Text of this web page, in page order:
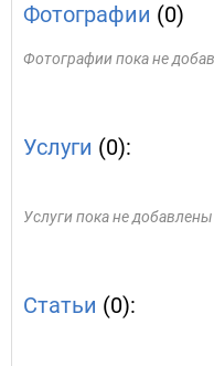
Фотографии (0)
Фотографии пока не
Услуги (0):
Услуги пока не добавлены
Статьи (0):